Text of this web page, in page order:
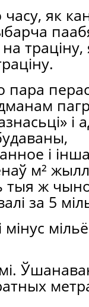
як
пара
і
і
м²
тыя ж
за 5